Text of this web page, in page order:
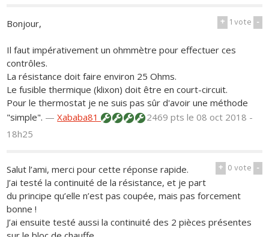
+ 1vote -
Bonjour,
Il faut impérativement un ohmmètre pour effectuer ces
contrôles.
La résistance doit faire environ 25 Ohms.
Le fusible thermique (klixon) doit être en court-circuit.
Pour le thermostat je ne suis pas sûr d'avoir une méthode
"simple". —Xababa81 2469 ptsle 08 oct 2018 -
18h25
+ 0vote -
Salut l’ami, merci pour cette réponse rapide.
J’ai testé la continuité de la résistance, et je part
du principe qu’elle n’est pas coupée, mais pas forcement
bonne !
J’ai ensuite testé aussi la continuité des 2 pièces présentes